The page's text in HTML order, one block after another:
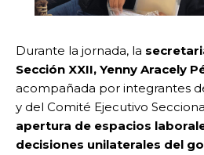
Durante la jornada, la
Sección XXII, Yenny Aracely
acompañada por integrantes
y del Comité Ejecutivo
apertura de espacios
decisiones unilaterales del